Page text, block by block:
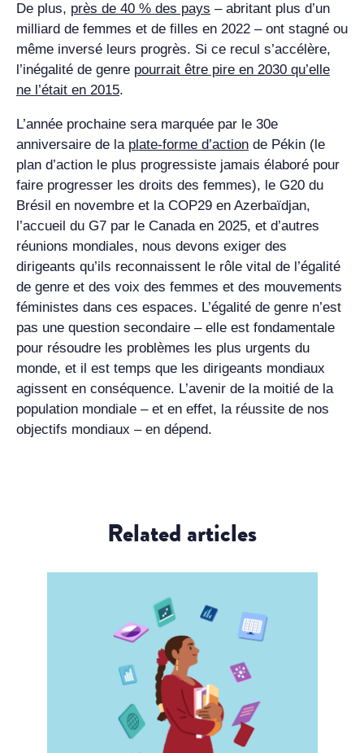
De plus, près de 40 % des pays – abritant plus d’un
milliard de femmes et de filles en 2022 – ont stagné ou
même inversé leurs progrès. Si ce recul s’accélère,
l’inégalité de genre pourrait être pire en 2030 qu’elle
ne l’était en 2015.
L’année prochaine sera marquée par le 30e
anniversaire de la plate-forme d’action de Pékin (le
plan d’action le plus progressiste jamais élaboré pour
faire progresser les droits des femmes), le G20 du
Brésil en novembre et la COP29 en Azerbaïdjan,
l’accueil du G7 par le Canada en 2025, et d’autres
réunions mondiales, nous devons exiger des
dirigeants qu’ils reconnaissent le rôle vital de l’égalité
de genre et des voix des femmes et des mouvements
féministes dans ces espaces. L’égalité de genre n’est
pas une question secondaire – elle est fondamentale
pour résoudre les problèmes les plus urgents du
monde, et il est temps que les dirigeants mondiaux
agissent en conséquence. L’avenir de la moitié de la
population mondiale – et en effet, la réussite de nos
objectifs mondiaux – en dépend.
Related articles